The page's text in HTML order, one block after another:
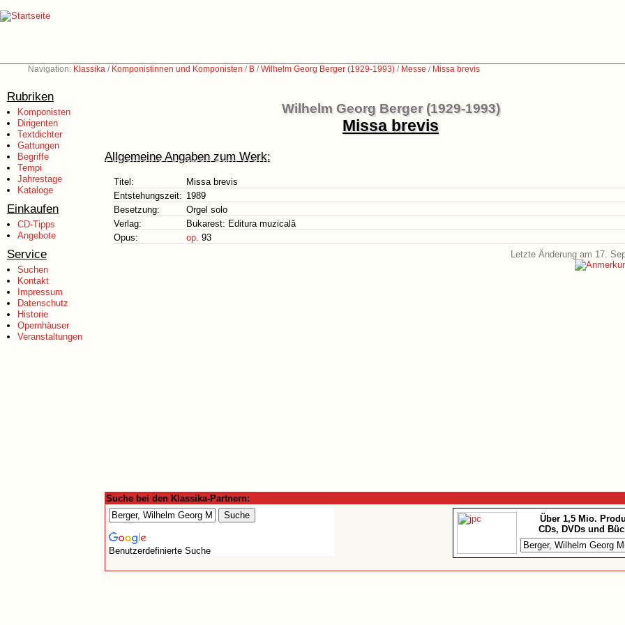
Navigation: Klassika / Komponistinnen und Komponisten / B /Wilhelm Georg Berger (1929-1993) / Messe / Missa brevis
Rubriken
Komponisten
Dirigenten
Textdichter
Gattungen
Begriffe
Tempi
Jahrestage
Kataloge
Einkaufen
CD-Tipps
Angebote
Service
Suchen
Kontakt
Impressum
Datenschutz
Historie
Opernhäuser
Veranstaltungen
Wilhelm Georg Berger (1929-1993)
Missa brevis
Allgemeine Angaben zum Werk:
Titel:
Missa brevis
Entstehungszeit: 1989
Besetzung:
Orgel solo
Verlag:
Bukarest: Editura muzicală
Opus:
op. 93
Letzte Änderung am 17.
Suche bei den Klassika-Partnern:
Benutzerdefinierte Suche
Über 1,5 Mio.
CDs, DVDs und